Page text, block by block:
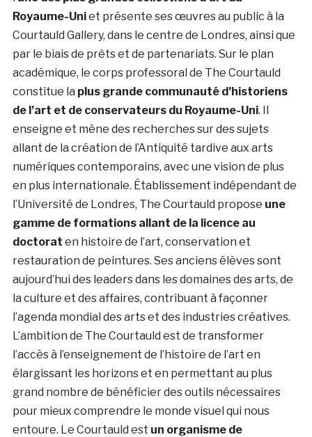
Royaume-Uniet présente ses œuvres au public à la
Courtauld Gallery, dans le centre de Londres, ainsi que
par le biais de prêts et de partenariats. Sur le plan
académique, le corps professoral de The Courtauld
constitue la plus grande communauté d’historiens
de l’art et de conservateurs du Royaume-Uni. Il
enseigne et mène des recherches sur des sujets
allant de la création de l’Antiquité tardive aux arts
numériques contemporains, avec une vision de plus
en plus internationale. Établissement indépendant de
l’Université de Londres, The Courtauld propose une
gamme de formations allant de la licence au
doctorat en histoire de l’art, conservation et
restauration de peintures. Ses anciens élèves sont
aujourd’hui des leaders dans les domaines des arts, de
la culture et des affaires, contribuant à façonner
l’agenda mondial des arts et des industries créatives.
L’ambition de The Courtauld est de transformer
l’accès à l’enseignement de l’histoire de l’art en
élargissant les horizons et en permettant au plus
grand nombre de bénéficier des outils nécessaires
pour mieux comprendre le monde visuel qui nous
entoure. Le Courtauld est un organisme de